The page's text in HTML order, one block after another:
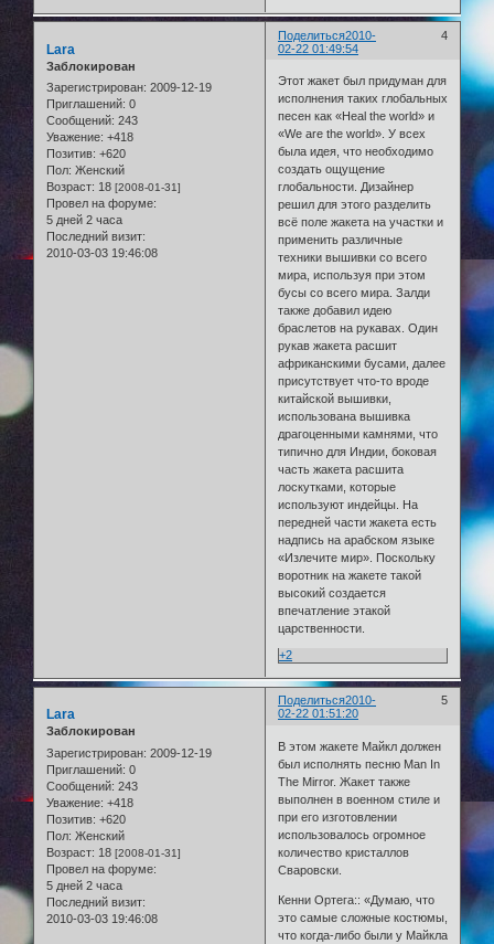
Поделиться 4
2010-
02-22 01:49:54
Lara
Заблокирован
Зарегистрирован: 2009-12-19
Приглашений: 0
Сообщений: 243
Уважение: +418
Позитив: +620
Пол: Женский
Возраст: 18 [2008-01-31]
Провел на форуме:
5 дней 2 часа
Последний визит:
2010-03-03 19:46:08
Этот жакет был придуман для
исполнения таких глобальных
песен как «Heal the world» и
«We are the world». У всех
была идея, что необходимо
создать ощущение
глобальности. Дизайнер
решил для этого разделить
всё поле жакета на участки и
применить различные
техники вышивки со всего
мира, используя при этом
бусы со всего мира. Залди
также добавил идею
браслетов на рукавах. Один
рукав жакета расшит
африканскими бусами, далее
присутствует что-то вроде
китайской вышивки,
использована вышивка
драгоценными камнями, что
типично для Индии, боковая
часть жакета расшита
лоскутками, которые
используют индейцы. На
передней части жакета есть
надпись на арабском языке
«Излечите мир». Поскольку
воротник на жакете такой
высокий создается
впечатление этакой
царственности.
+2
Поделиться 5
2010-
02-22 01:51:20
Lara
Заблокирован
Зарегистрирован: 2009-12-19
Приглашений: 0
Сообщений: 243
Уважение: +418
Позитив: +620
Пол: Женский
Возраст: 18 [2008-01-31]
Провел на форуме:
5 дней 2 часа
Последний визит:
2010-03-03 19:46:08
В этом жакете Майкл должен
был исполнять песню Man In
The Mirror. Жакет также
выполнен в военном стиле и
при его изготовлении
использовалось огромное
количество кристаллов
Сваровски.
Кенни Ортега:: «Думаю, что
это самые сложные костюмы,
что когда-либо были у Майкла